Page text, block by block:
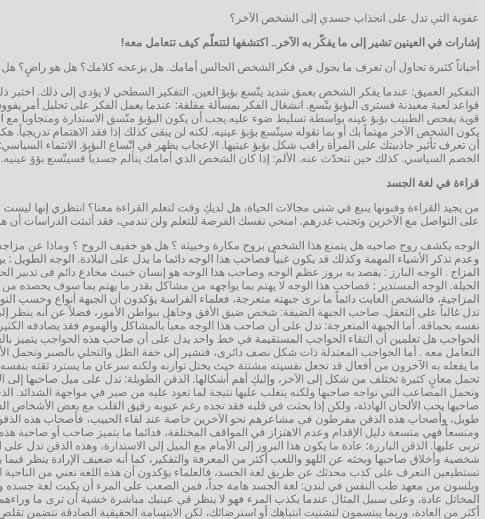
عفوية التي تدل على انجذاب جسدي إلى الشخص الآخر؟
إشارات في العينين تشير إلى ما يفكّر به الآخر.. اكتشفها لتتعلّم كيف تتعامل معه!
أحياناً كثيرة تحاول أن تعرف ما يجول في فكر الشخص الجالس أمامك. هل يزعجه كلامك؟ هل هو راضٍ؟
التفكير العميق: عندما يفكر الشخص بعمق شديد يتّسع بؤبؤ العين. التفكير السطحي لا يؤدي إلى ذلك.
قواعد لعبة معيذنة فسترى البؤبؤ يتّسع. انشغال الفكر بمسألة مقلقة: عندما يعمل الفكر على تحليل
قوية يفحص الطبيب بؤبؤ عينه بواسطة تسليط ضوء عليه.يجب أن يكون البؤبؤ متّسق الاستدارة ومتجاوباً مع
يكون الشخص الآخر مهتماً بك أو بما تقوله سيتّسع بؤبؤ عينيه. لكنه لن يبقى كذلك إذا فقد الاهتمام
أن تعرف تأثير جاذبيتك على المرأة راقب شكل بؤبؤ عينيها. الإعجاب يظهر في اتّساع البؤبؤ. الانتماء
الخصم السياسي. كذلك حين تتحدّث عنه. الألم: إذا كان الشخص الذي أمامك يتألم جسدياً فسيتّسع بؤؤ عينيه.
قراءة في لغة الجسد
من يجيد القراءة وفنونها ينبغ في شتى مجالات الحياة، هل لديكِ وقت لتعلم القراءة معنا؟ انتظري إنها
على التواصل مع الآخرين وتجنب غدرهم. امنحي نفسك الفرصة للتعلم ولن تندمي، فقد أثبتت الدراسات أن
الوجه يكشف روح صاحبه هل يتمتع هذا الشخص بروح مكارة وخبيثة ؟ هل هو خفيف الروح ؟ وماذا عن
وعدم تذكر الأشياء المهمة وكذلك قد يكون غبياً فصاحب هذا الوجه دائما ما يدل على البلادة. الوجه
المزاج . الوجه البارز : يقصد به بروز عظم الوجه وصاحب هذا الوجه هو إنسان خبيث مخادع دائم فى تدبير
الحيلة. الوجه المستدير : فصاحب هذا الوجه لا يهتم بما يواجهه من مشاكل بقدر ما يهتم بما سوف يحصده من
المزاجية، فالشخص العابث دائماً ما نرى جبهته متعرجة، فعلماء الفراسة يؤكدون أن الجبهة أنواع وحسب
تدل غالباً على التعقل. صاحب الجبهة الضيقة: شخص ضيق الأفق وجاهل ببواطن الأمور، فضلاً عن أنه
نفسه بحماقة. أما الجبهة المتعرجة: تدل على أن صاحب هذا الوجه معبأ بالمشاكل والهموم فقد يصادفه
الحواجب هل تعلمين أن التقاء الحواجب المستقيمة في خط واحد يدل على أن صاحب هذه الحواجب يتميز
التعامل معه . أما الحواجب المعتدلة ذات شكل نصف دائرى، فتشير إلى خفة الظل والتحلي بالصبر وتحمل
ما يفعله به الآخرون من أفعال قد تجعل نفسيته مشتتة حيث يختل توازنه ولكنه سرعان ما يسترد ثقته
تحمل معانٍ كثيرة تختلف من شكل إلى الآخر، وإليكِ أهم أشكالها. الذقن الطويلة: تدل على ميل صاحبها إلى
وتحمل المصاعب التي تواجه صاحبها ولكنه يتغلب عليها نتيجة لما تعود عليه من صبر في مواجهة الشدائد.
صاحبها يحب الألحان الهادئة، ولكن إذا بحثت في قلبه فقد تجده رغم عيوبه رقيق القلب مع بعض الأشخاص
طويل، وأصحاب هذه الذقن مفرطون في مشاعرهم نحو الآخرين خاصة عند لقاء الحبيب، فأصحاب هذه الذقون
ومتسعاً فهي متسعة دليل الإقدام وعدم الاهتزاز في المواقف المختلفة، فدائما ما يتميز صاحب أو صاحبة
تربى عليها. الذقن البارزة: عادة ما يكون هذا البروز إلى الأمام مع الميل إلى الاستدارة، وهذه الذقن
شخصية وأخلاق صاحبها وبحثه عن اللهو واللعب أكثر من المعرفة والتفكير، كما أنه ضعيف الإرادة ينظر
تستطيعين التعرف على كذب محدثك عن طريق لغة الجسد، فالعلماء يؤكدون أن هذه اللغة تعني من الناحية
ويلسون من معهد طب النفس في لندن: لغة الجسد هامة جداً، فمن الصعب على المرء أن يكبت لغة جسده
المخاتل عادة، وعلى سبيل المثال عندما يكذب المرء فهو لا ينظر في عينيك مباشرة خشية أن ترى ما
أكثر من العادة، وربما يبتسمون لتشتيت انتباهك أو استرضائك، لكن الابتسامة الحقيقية الصادقة تتضمن